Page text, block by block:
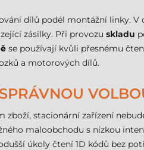
dílů podél montážní linky. V
zásilky. Při provozu skladu
se používají kvůli přesnému
a motorových dílů.
stacionární zařízení
maloobchodu s nízkou
úkoly čtení 1D kódů bez